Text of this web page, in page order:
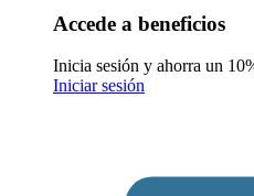
Accede a beneficios
Inicia sesión y ahorra un
Iniciar sesión